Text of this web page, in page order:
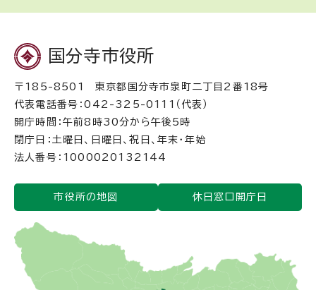
国分寺市役所
〒185-8501 東京都国分寺市泉町二丁目2番18号
代表電話番号：042-325-0111（代表）
開庁時間：午前8時30分から午後5時
閉庁日：土曜日、日曜日、祝日、年末・年始
法人番号：1000020132144
市役所の地図 休日窓口開庁日